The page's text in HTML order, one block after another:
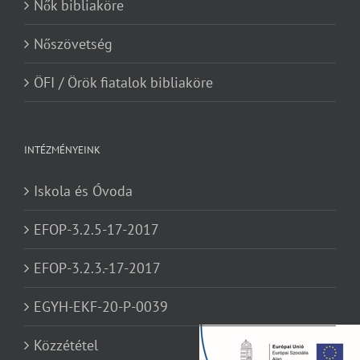
Nők bibliaköre
Nőszövetség
ÖFI / Örök fiatalok bibliaköre
INTÉZMÉNYEINK
Iskola és Óvoda
EFOP-3.2.5-17-2017
EFOP-3.2.3.-17-2017
EGYH-EKF-20-P-0039
Közzététel